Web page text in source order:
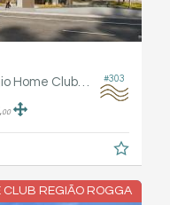
#303
Apartamento no Edifício Navagio Home Club Rogga
00
CLUB REGIÃO ROGGA